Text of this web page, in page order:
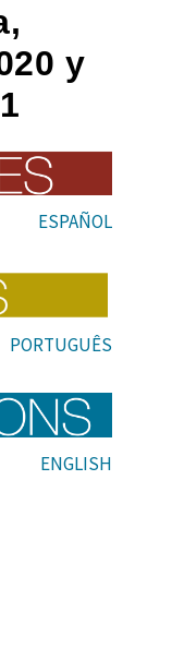
y
ESPAÑOL
PORTUGUÊS
ENGLISH